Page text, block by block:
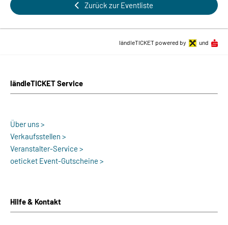
Zurück zur Eventliste
ländleTICKET Service
Über uns >
Verkaufsstellen >
Veranstalter-Service >
oeticket Event-Gutscheine >
Hilfe & Kontakt
ländleTICKET powered by und